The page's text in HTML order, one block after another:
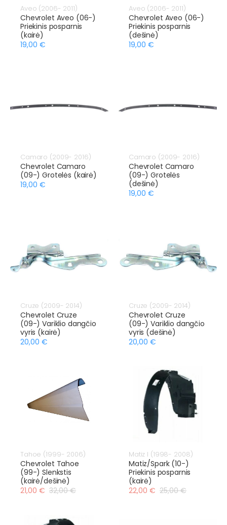
Aveo (2006- 2011)
Chevrolet Aveo (06-)
Priekinis posparnis
(kairė)
19,00 €
Aveo (2006- 2011)
Chevrolet Aveo (06-)
Priekinis posparnis
(dešinė)
19,00 €
Camaro (2009- 2016)
Chevrolet Camaro
(09-) Grotelės (kairė)
19,00 €
Camaro (2009- 2016)
Chevrolet Camaro
(09-) Grotelės
(dešinė)
19,00 €
Cruze (2009- 2014)
Chevrolet Cruze
(09-) Variklio dangčio
vyris (kairė)
20,00 €
Cruze (2009- 2014)
Chevrolet Cruze
(09-) Variklio dangčio
vyris (dešinė)
20,00 €
Tahoe (1999- 2006)
Chevrolet Tahoe
(99-) Slenkstis
(kairė/dešinė)
21,00 € 32,00 €
Matiz I (1998- 2008)
Matiz/Spark (10-)
Priekinis posparnis
(kairė)
22,00 € 25,00 €